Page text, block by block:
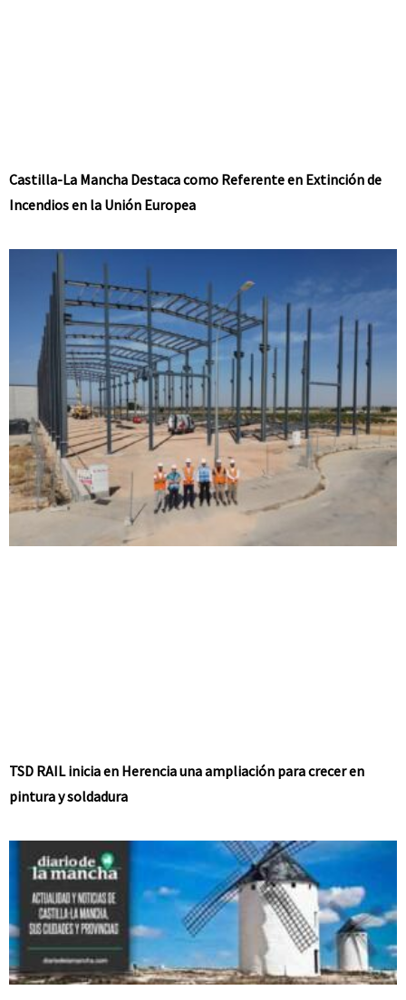
Castilla-La Mancha Destaca como Referente en Extinción de
Incendios en la Unión Europea
TSD RAIL inicia en Herencia una ampliación para crecer en
pintura y soldadura